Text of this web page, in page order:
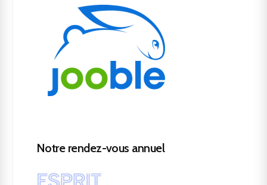
Notre rendez-vous annuel